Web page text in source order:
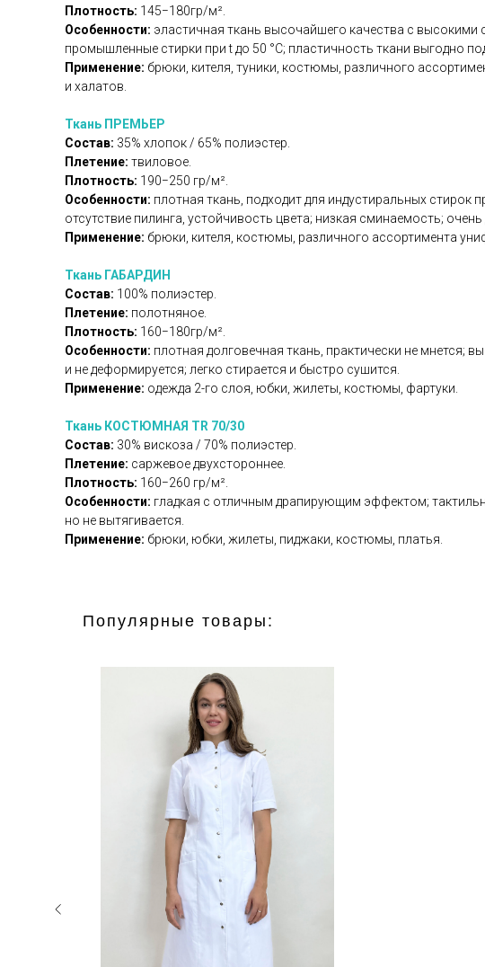
Плотность: 145−180гр/м².
Особенности: эластичная ткань высочайшего качества с
промышленные стирки при t до 50 °C; пластичность ткани выгодно
Применение: брюки, кителя, туники, костюмы, различного
и халатов.
Ткань ПРЕМЬЕР
Состав: 35% хлопок / 65% полиэстер.
Плетение: твиловое.
Плотность: 190−250 гр/м².
Особенности: плотная ткань, подходит для индустиральных стирок
отсутствие пилинга, устойчивость цвета; низкая сминаемость;
Применение: брюки, кителя, костюмы, различного ассортимента
Ткань ГАБАРДИН
Состав: 100% полиэстер.
Плетение: полотняное.
Плотность: 160−180гр/м².
Особенности: плотная долговечная ткань, практически не мнется;
и не деформируется; легко стирается и быстро сушится.
Применение: одежда 2-го слоя, юбки, жилеты, костюмы, фартуки.
Ткань КОСТЮМНАЯ TR 70/30
Состав: 30% вискоза / 70% полиэстер.
Плетение: саржевое двухстороннее.
Плотность: 160−260 гр/м².
Особенности: гладкая с отличным драпирующим эффектом;
но не вытягивается.
Применение: брюки, юбки, жилеты, пиджаки, костюмы, платья.
Популярные товары: